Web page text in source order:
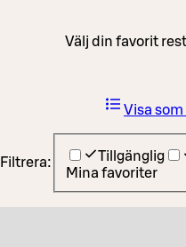
Välj din favorit
Filtrera: Tillgänglig
Mina favoriter
Visa som